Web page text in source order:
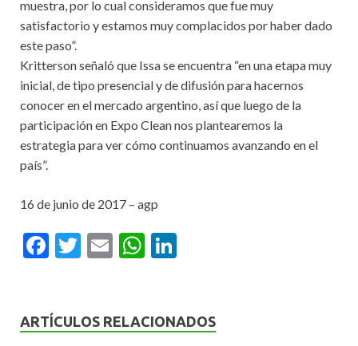
muestra, por lo cual consideramos que fue muy
satisfactorio y estamos muy complacidos por haber dado
este paso”.
Kritterson señaló que Issa se encuentra “en una etapa muy
inicial, de tipo presencial y de difusión para hacernos
conocer en el mercado argentino, así que luego de la
participación en Expo Clean nos plantearemos la
estrategia para ver cómo continuamos avanzando en el
país”.
16 de junio de 2017 – agp
F
b
T
er
E
l
W
s
dI
ARTÍCULOS RELACIONADOS